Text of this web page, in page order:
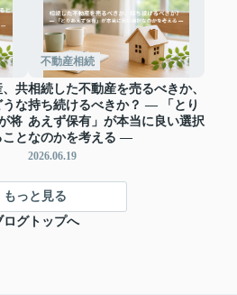
、共
うな
将
と
不動産相続
相続した不動産を売るべきか、
持ち続けるべきか？ ― 「とり
あえず保有」が本当に良い選択
なのかを考える ―
2026.06.19
もっと見る
ログトップへ